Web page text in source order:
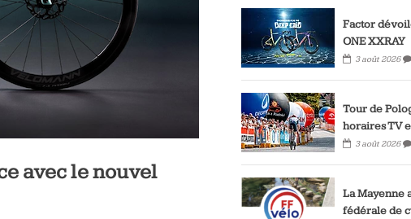
avec le nouvel
Factor
ONE XXRAY
3 août 2026
Tour de
horaires TV
3 août 2026
La Mayenne
fédérale de